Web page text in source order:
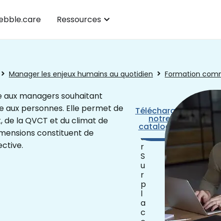
Ressources
Manager les enjeux humains au quotidien
Formation
aux managers souhaitant
personnes. Elle permet de
la QVCT et du climat de
constituent de
1
o
u
r
S
u
r
p
l
a
c
Prendre
rendez-
vous
Télécharger
notre
catalogue